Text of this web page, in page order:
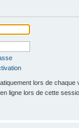
lors de chaque
ligne lors de cette